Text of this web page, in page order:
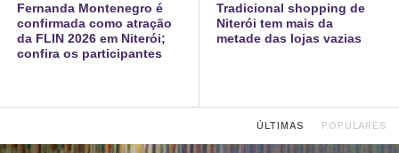
Fernanda Montenegro é
confirmada como atração
da FLIN 2026 em Niterói;
confira os participantes
Tradicional shopping de
Niterói tem mais da
metade das lojas vazias
ÚLTIMAS POPULARES